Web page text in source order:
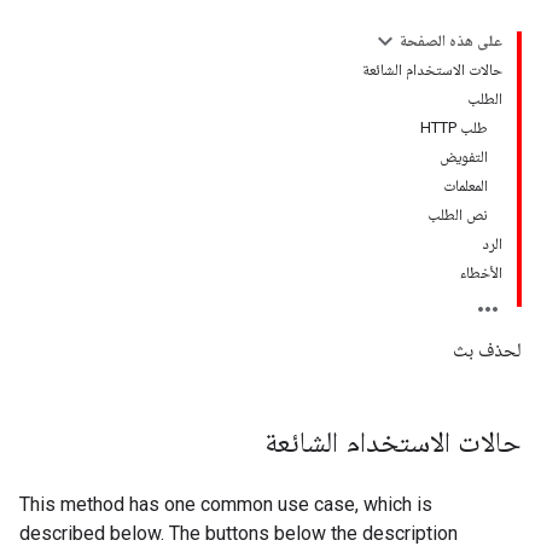
على هذه الصفحة
حالات الاستخدام الشائعة
الطلب
طلب HTTP
التفويض
المعلمات
نص الطلب
الرد
الأخطاء
لحذف بث
حالات الاستخدام الشائعة